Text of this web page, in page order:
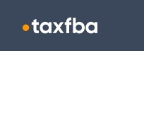
Navigation überspringen